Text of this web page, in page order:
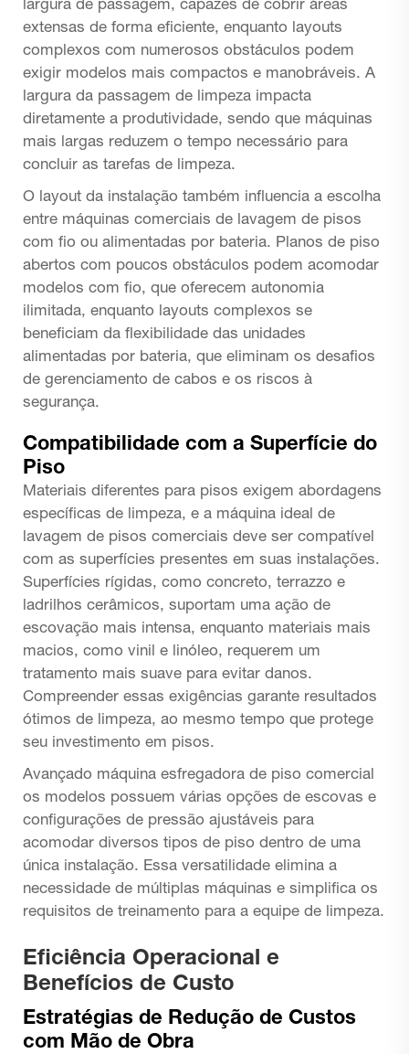
largura de passagem, capazes de cobrir áreas
extensas de forma eficiente, enquanto layouts
complexos com numerosos obstáculos podem
exigir modelos mais compactos e manobráveis. A
largura da passagem de limpeza impacta
diretamente a produtividade, sendo que máquinas
mais largas reduzem o tempo necessário para
concluir as tarefas de limpeza.
O layout da instalação também influencia a escolha
entre máquinas comerciais de lavagem de pisos
com fio ou alimentadas por bateria. Planos de piso
abertos com poucos obstáculos podem acomodar
modelos com fio, que oferecem autonomia
ilimitada, enquanto layouts complexos se
beneficiam da flexibilidade das unidades
alimentadas por bateria, que eliminam os desafios
de gerenciamento de cabos e os riscos à
segurança.
Compatibilidade com a Superfície do
Piso
Materiais diferentes para pisos exigem abordagens
específicas de limpeza, e a máquina ideal de
lavagem de pisos comerciais deve ser compatível
com as superfícies presentes em suas instalações.
Superfícies rígidas, como concreto, terrazzo e
ladrilhos cerâmicos, suportam uma ação de
escovação mais intensa, enquanto materiais mais
macios, como vinil e linóleo, requerem um
tratamento mais suave para evitar danos.
Compreender essas exigências garante resultados
ótimos de limpeza, ao mesmo tempo que protege
seu investimento em pisos.
Avançado máquina esfregadora de piso comercial
os modelos possuem várias opções de escovas e
configurações de pressão ajustáveis para
acomodar diversos tipos de piso dentro de uma
única instalação. Essa versatilidade elimina a
necessidade de múltiplas máquinas e simplifica os
requisitos de treinamento para a equipe de limpeza.
Eficiência Operacional e
Benefícios de Custo
Estratégias de Redução de Custos
com Mão de Obra